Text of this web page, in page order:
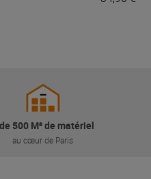
500 M² de matériel
au cœur de Paris